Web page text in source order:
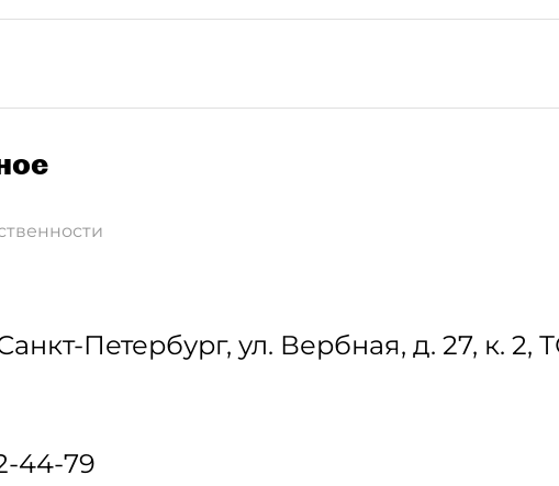
Петербург, ул. Вербная, д. 27, к.
44-79